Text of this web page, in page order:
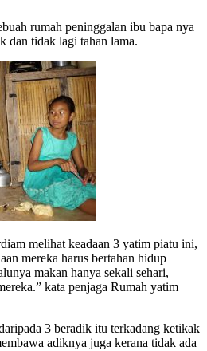
rumah peninggalan ibu bapa nya
dan tidak lagi tahan lama.
melihat keadaan 3 yatim piatu ini,
mereka harus bertahan hidup
makan hanya sekali sehari,
kata penjaga Rumah yatim
3 beradik itu terkadang ketikak
adiknya juga kerana tidak ada